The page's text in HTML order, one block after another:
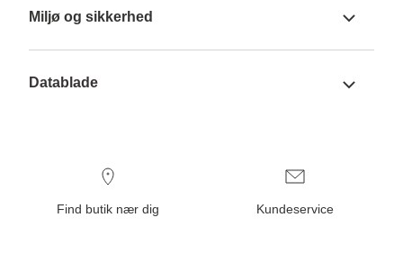
Miljø og sikkerhed
Datablade
Find butik nær dig Kundeservice